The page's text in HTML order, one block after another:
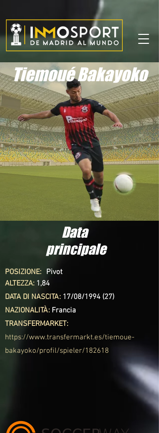
Tiemoué Bakayoko
Data
principale
POSIZIONE:
Pivot
ALTEZZA: 1,84
DATA DI NASCITA: 17/08/1994 (27)
NAZIONALITÀ: Francia
TRANSFERMARKET:
https://www.transfermarkt.es/tiemoue-
bakayoko/profil/spieler/182618